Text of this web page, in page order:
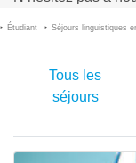
Étudiant Séjours linguistiques
Tous les
séjours